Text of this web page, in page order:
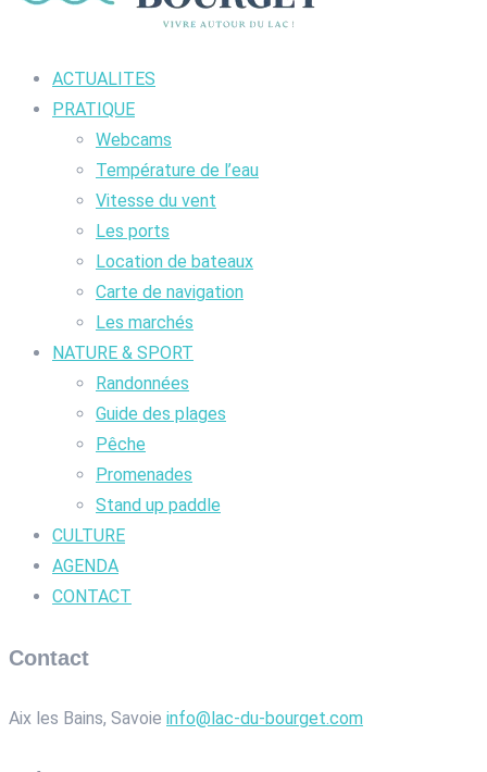
ACTUALITES
PRATIQUE
Webcams
Température de l’eau
Vitesse du vent
Les ports
Location de bateaux
Carte de navigation
Les marchés
NATURE & SPORT
Randonnées
Guide des plages
Pêche
Promenades
Stand up paddle
CULTURE
AGENDA
CONTACT
Contact
Aix les Bains, Savoie info@lac-du-bourget.com